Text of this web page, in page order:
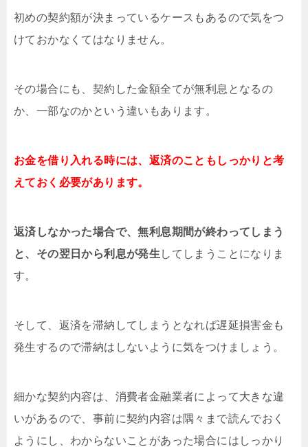
初めの契約額が決まっているケースもあるので気をつ
けておかなくてはなりません。
その場合にも、契約した金額全てが無利息となるの
か、一部なのかという違いもあります。
お金を借り入れる時には、返済のこともしっかりと考
えておく必要があります。
返済しなかった場合で、無利息期間が終わってしまう
と、その翌日から利息が発生 してしまうことになりま
す。
そして、返済を滞納してしまうとなれば遅延損害金も
発生するので滞納はしないように気をつけましょう。
細かな契約内容は、消費者金融業者によって大きな違
いがあるので、事前に契約内容は隅々まで読んでおく
ようにし、わからないことがあった場合にはしっかり